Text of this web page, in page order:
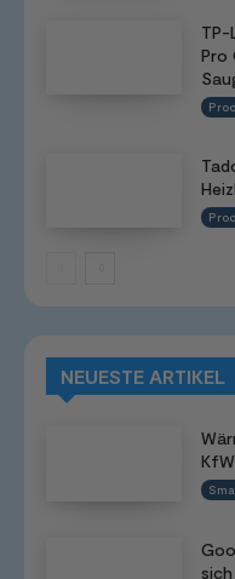
TP-
Pro
NEUESTE ARTIKEL